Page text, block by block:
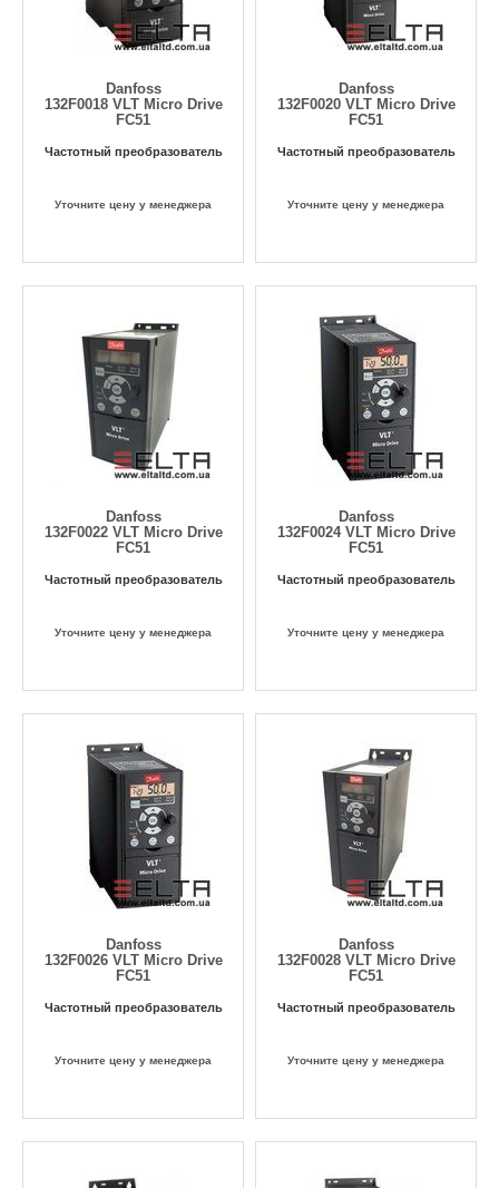
Danfoss
132F0018 VLT Micro Drive
FC51
Частотный преобразователь
Уточните цену у менеджера
Danfoss
132F0020 VLT Micro Drive
FC51
Частотный преобразователь
Уточните цену у менеджера
Danfoss
132F0022 VLT Micro Drive
FC51
Частотный преобразователь
Уточните цену у менеджера
Danfoss
132F0024 VLT Micro Drive
FC51
Частотный преобразователь
Уточните цену у менеджера
Danfoss
132F0026 VLT Micro Drive
FC51
Частотный преобразователь
Уточните цену у менеджера
Danfoss
132F0028 VLT Micro Drive
FC51
Частотный преобразователь
Уточните цену у менеджера